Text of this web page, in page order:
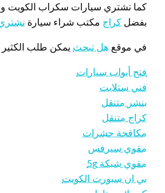
كما نشتري سيارات سكراب الكويت
بفضل كراج مكتب شراء سيارة
في موقع هل تبحث يمكن طلب
فتح أبواب سيارات
فني ستلايت
بنشر متنقل
كراج متنقل
مكافحة حشرات
مقوي سيرفس
مقوي شبكة 5g
بي ان سبورت الكويت